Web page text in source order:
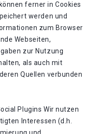
ferner in Cookies
werden und
zum Browser
Webseiten,
zur Nutzung
als auch mit
Quellen verbunden
Plugins Wir nutzen
Interessen (d.h.